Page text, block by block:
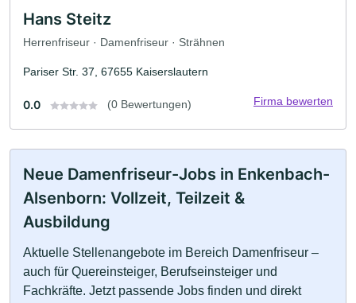
Hans Steitz
Herrenfriseur · Damenfriseur · Strähnen
Pariser Str. 37, 67655 Kaiserslautern
0.0 (0 Bewertungen) Firma bewerten
Neue Damenfriseur-Jobs in Enkenbach-
Alsenborn: Vollzeit, Teilzeit &
Ausbildung
Aktuelle Stellenangebote im Bereich Damenfriseur –
auch für Quereinsteiger, Berufseinsteiger und
Fachkräfte. Jetzt passende Jobs finden und direkt